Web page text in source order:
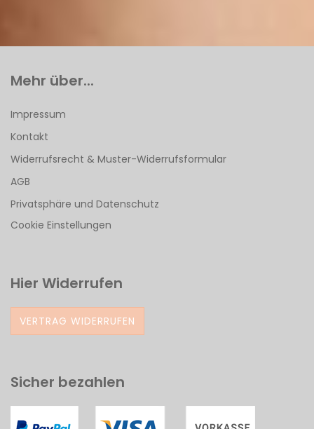
Mehr über...
Impressum
Kontakt
Widerrufsrecht & Muster-Widerrufsformular
AGB
Privatsphäre und Datenschutz
Cookie Einstellungen
Hier Widerrufen
VERTRAG WIDERRUFEN
Sicher bezahlen